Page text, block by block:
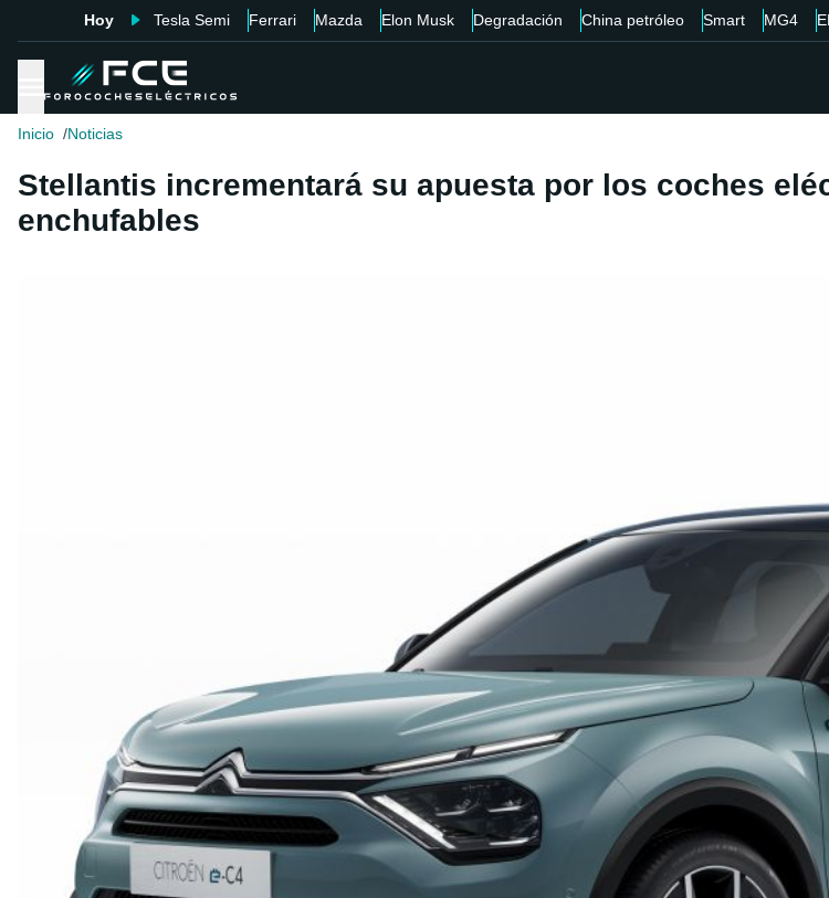
Hoy Tesla Semi Ferrari Mazda Elon Musk Degradación China petróleo Smart MG4
Inicio Noticias
Stellantis incrementará su apuesta por los coches
enchufables